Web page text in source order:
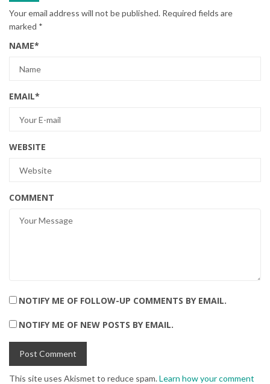
Your email address will not be published. Required fields are
marked *
NAME*
EMAIL*
WEBSITE
COMMENT
NOTIFY ME OF FOLLOW-UP COMMENTS BY EMAIL.
NOTIFY ME OF NEW POSTS BY EMAIL.
This site uses Akismet to reduce spam.Learn how your comment